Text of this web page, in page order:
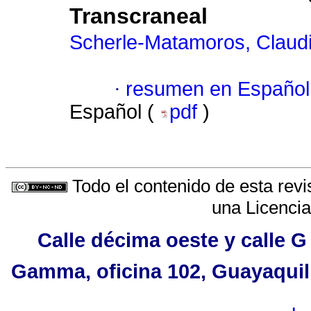
Transcraneal
Scherle-Matamoros,
· resumen en Español
Español (
pdf )
Todo el contenido de esta
una
Calle décima oeste y calle
Gamma, oficina 102,